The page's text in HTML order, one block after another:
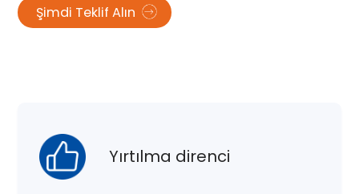
Şimdi Teklif Alın
Yırtılma direnci